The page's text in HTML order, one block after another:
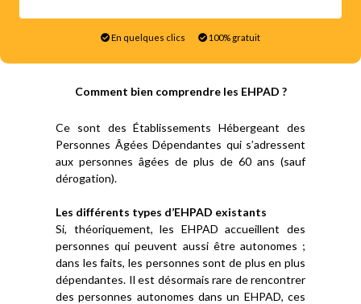
En quelques clics 100% gratuit
Comment bien comprendre les EHPAD ?
Ce sont des Établissements Hébergeant des
Personnes Âgées Dépendantes qui s’adressent
aux personnes âgées de plus de 60 ans (sauf
dérogation).
Les différents types d’EHPAD existants
Si, théoriquement, les EHPAD accueillent des
personnes qui peuvent aussi être autonomes ;
dans les faits, les personnes sont de plus en plus
dépendantes. Il est désormais rare de rencontrer
des personnes autonomes dans un EHPAD, ces